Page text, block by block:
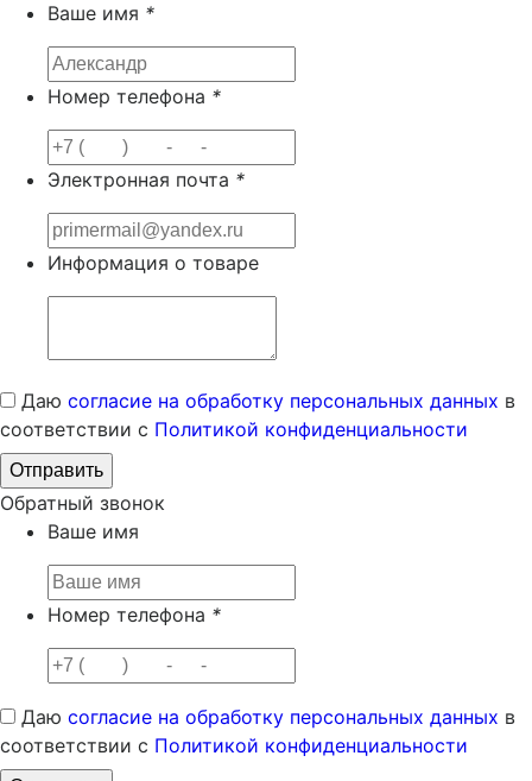
Ваше имя *
Номер телефона *
Электронная почта *
Информация о товаре
Даю согласие на обработку персональных данных в
соответствии с Политикой конфиденциальности
Обратный звонок
Ваше имя
Номер телефона *
Даю согласие на обработку персональных данных в
соответствии с Политикой конфиденциальности